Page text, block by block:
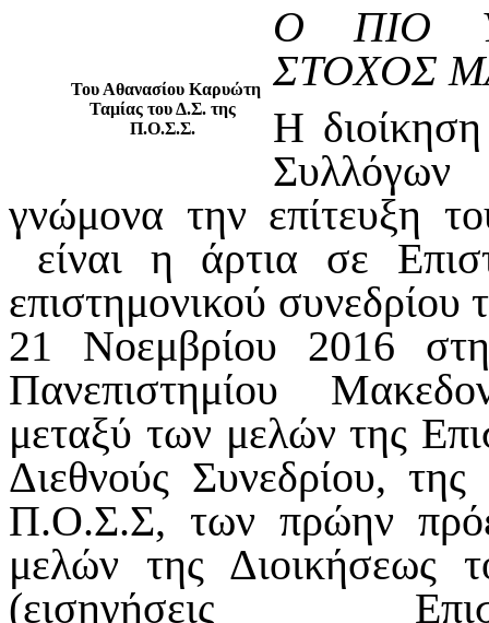
Του Αθανασίου Καρυώτη
Ταμίας του Δ.Σ. της
Π.Ο.Σ.Σ.
Ο ΠΙΟ
ΣΤΟΧΟΣ
Η
Συλλόγων
γνώμονα την επίτευξη
είναι η άρτια σε
επιστημονικού
21 Νοεμβρίου 2016
Πανεπιστημίου
μεταξύ των μελών της
Διεθνούς Συνεδρίου,
Π.Ο.Σ.Σ, των πρώην
μελών της
(εισηγήσεις